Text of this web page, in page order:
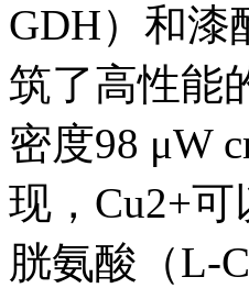
GDH）和漆
筑了高性能
密度98 μW
现，Cu2+
胱氨酸（L-